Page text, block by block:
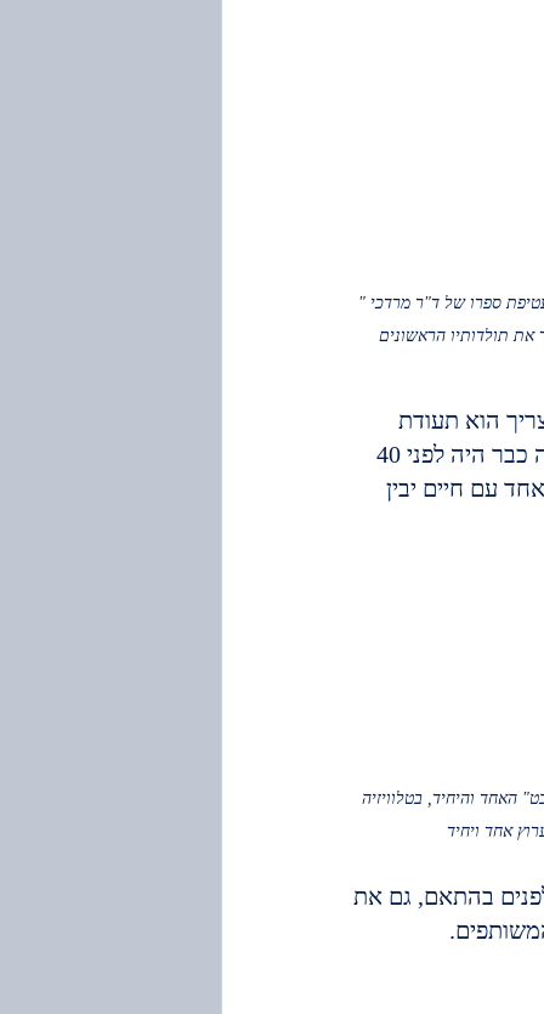
"ראשית "דבר" עטיפת ספרו של ד"ר מרדכי
הוא תעודת
עם חיים יבין
האחד והיחיד, בטלוויזיה
בהתאם, גם את